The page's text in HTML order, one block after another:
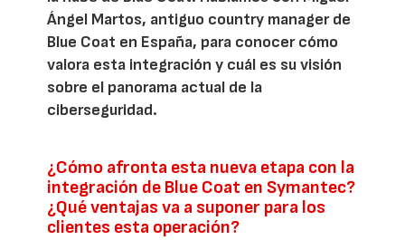
Ángel Martos, antiguo country manager de
Blue Coat en España, para conocer cómo
valora esta integración y cuál es su visión
sobre el panorama actual de la
ciberseguridad.
¿Cómo afronta esta nueva etapa con la
integración de Blue Coat en Symantec?
¿Qué ventajas va a suponer para los
clientes esta operación?